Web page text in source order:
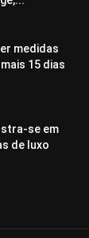
medidas
15 dias
se em
de luxo